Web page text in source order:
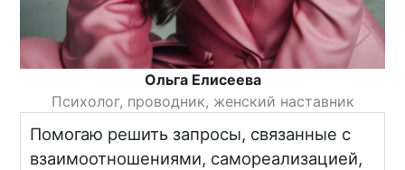
Ольга Елисеева
Психолог, проводник, женский наставник
Помогаю решить запросы, связанные с
взаимоотношениями, самореализацией,